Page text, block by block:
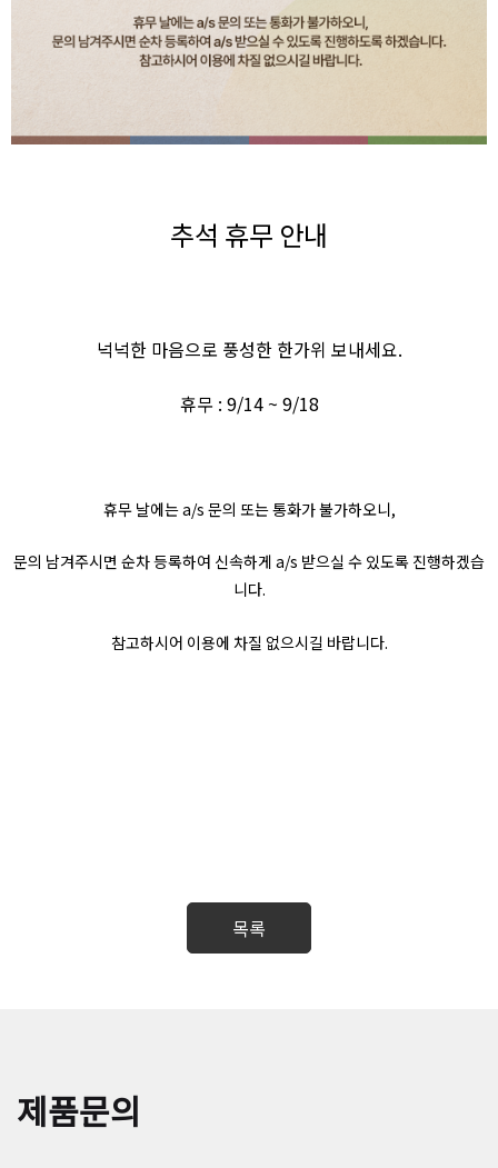
추석 휴무 안내
넉넉한 마음으로 풍성한 한가위 보내세요.
휴무 : 9/14 ~ 9/18
휴무 날에는 a/s 문의 또는 통화가 불가하오니,
문의 남겨주시면 순차 등록하여 신속하게 a/s 받으실 수 있도록 진행하겠습
니다.
참고하시어 이용에 차질 없으시길 바랍니다.
제품문의